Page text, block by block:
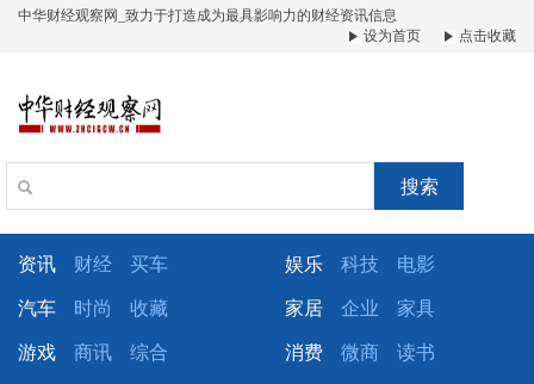
中华财经观察网_致力于打造成为最具影响力的财经资讯信息
设为首页
点击收藏
搜索
资讯 财经 买车 娱乐 科技 电影
汽车 时尚 收藏 家居 企业 家具
游戏 商讯 综合 消费 微商 读书